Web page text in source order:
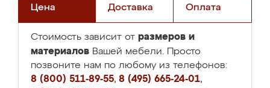
Цена Доставка Оплата
Стоимость зависит от размеров и
материалов Вашей мебели. Просто
позвоните нам по любому из телефонов:
8 (800) 511-89-55, 8 (495) 665-24-01,